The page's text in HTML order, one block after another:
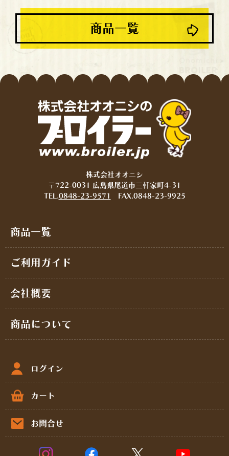
商品一覧
株式会社オオニシ
〒722-0031 広島県尾道市三軒家町4-31
TEL. 0848-23-9571 FAX.0848-23-9925
商品一覧
ご利用ガイド
会社概要
商品について
ログイン
カート
お問合せ